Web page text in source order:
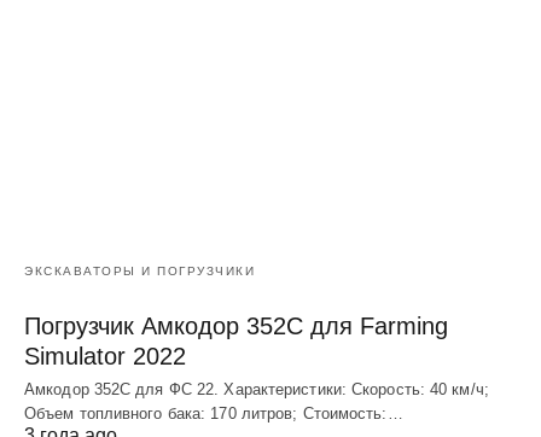
ЭКСКАВАТОРЫ И ПОГРУЗЧИКИ
Погрузчик Амкодор 352С для Farming
Simulator 2022
Амкодор 352С для ФС 22. Характеристики: Скорость: 40 км/ч;
Объем топливного бака: 170 литров; Стоимость:…